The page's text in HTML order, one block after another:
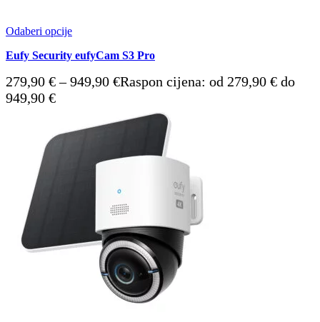
Odaberi opcije
Eufy Security eufyCam S3 Pro
279,90 € – 949,90 €Raspon cijena: od 279,90 € do
949,90 €